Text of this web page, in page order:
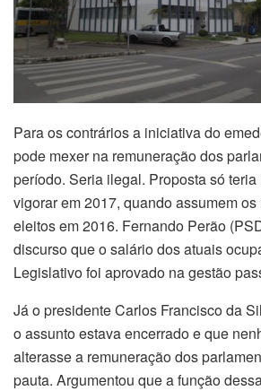
Para os contrários a iniciativa do
pode mexer na remuneração dos
período. Seria ilegal. Proposta só
vigorar em 2017, quando assumem
eleitos em 2016. Fernando Perão
discurso que o salário dos atuais
Legislativo foi aprovado na gestão
Já o presidente Carlos Francisco da
o assunto estava encerrado e que
alterasse a remuneração dos
pauta. Argumentou que a função